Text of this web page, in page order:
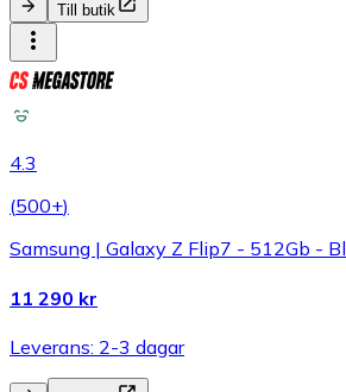
Till butik
4.3
(500+)
Samsung | Galaxy Z Flip7 - 512Gb -
11 290 kr
Leverans: 2-3 dagar